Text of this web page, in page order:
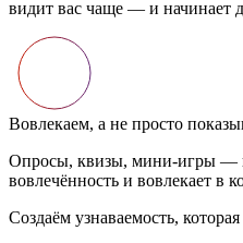
повышает
Создаём узнаваемость, которая